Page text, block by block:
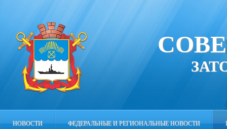
НОВОСТИ ФЕДЕРАЛЬНЫЕ И РЕГИОНАЛЬНЫЕ НОВОСТИ